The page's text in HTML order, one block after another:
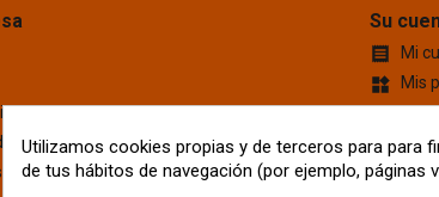
Su
 Mi
widgets Mis
account_box
location_on Mis
Utilizamos cookies propias y de terceros para para
de tus hábitos de navegación (por ejemplo, páginas